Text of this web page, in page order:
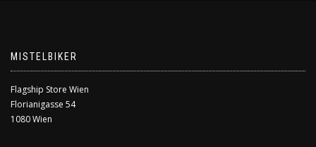
MISTELBIKER
Flagship Store Wien
Florianigasse 54
1080 Wien